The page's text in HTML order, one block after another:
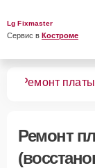
Lg Fixmaster
Сервис в Костроме
Ремонт
Ремонт